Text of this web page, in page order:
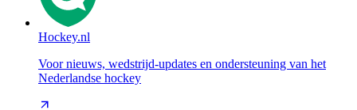
Hockey.nl
Voor nieuws, wedstrijd-updates en ondersteuning van het
Nederlandse hockey